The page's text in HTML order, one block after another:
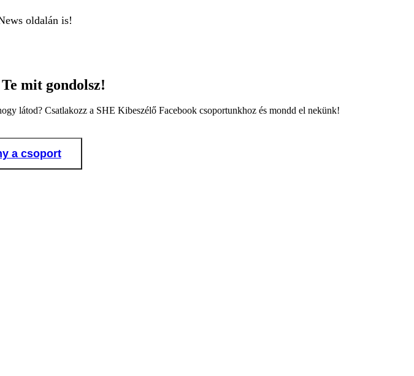
oldalán is!
mit gondolsz!
látod? Csatlakozz a SHE Kibeszélő Facebook csoportunkhoz és mondd el nekünk!
a csoport